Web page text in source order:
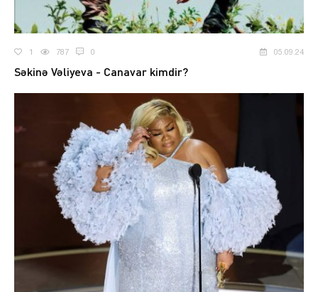
1 787 0 05.09.24
Səkinə Vəliyeva - Canavar kimdir?